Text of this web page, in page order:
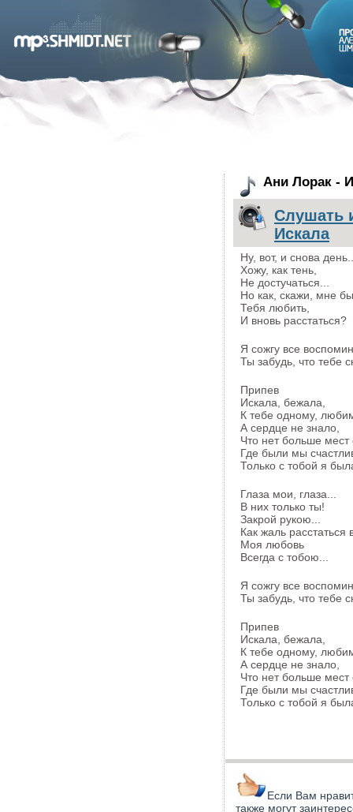
Ани Лорак -
Слушать
Искала
Ну, вот, и снова
Хожу, как тень,
Не достучаться...
Но как, скажи, мне
Тебя любить,
И вновь расстаться?
Я сожгу все
Ты забудь, что тебе
Припев
Искала, бежала,
К тебе одному,
А сердце не знало,
Что нет больше мест
Где были мы
Только с тобой я
Глаза мои, глаза...
В них только ты!
Закрой рукою...
Как жаль расстаться
Моя любовь
Всегда с тобою...
Я сожгу все
Ты забудь, что тебе
Припев
Искала, бежала,
К тебе одному,
А сердце не знало,
Что нет больше мест
Где были мы
Только с тобой я
Если Вам
также могут